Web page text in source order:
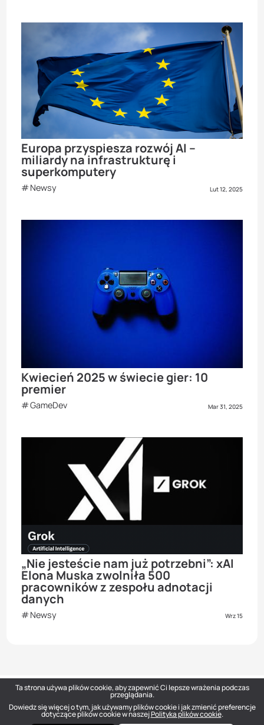
Europa przyspiesza rozwój AI –
miliardy na infrastrukturę i
superkomputery
Newsy Lut 12, 2025
Kwiecień 2025 w świecie gier: 10
premier
GameDev Mar 31, 2025
„Nie jesteście nam już potrzebni”: xAI
Elona Muska zwolniła 500
pracowników z zespołu adnotacji
danych
Newsy Wrz 15
DOU— Polish Tech Community © 2026
hello@dou.eu
Polityka prywatności Warunki Polityka redakcyjna
Ta strona używa plików cookie, aby zapewnić Ci lepsze wrażenia podczas
przeglądania.
Dowiedz się więcej o tym, jak używamy plików cookie i jak zmienić preferencje
dotyczące plików cookie w naszejPolityka plików cookie.